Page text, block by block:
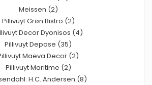
Meissen (2)
Pillivuyt Grøn Bistro (2)
Decor Dyonisos (4)
Pillivuyt Depose (35)
Maeva Decor (2)
Pillivuyt Maritime (2)
H.C. Andersen (8)